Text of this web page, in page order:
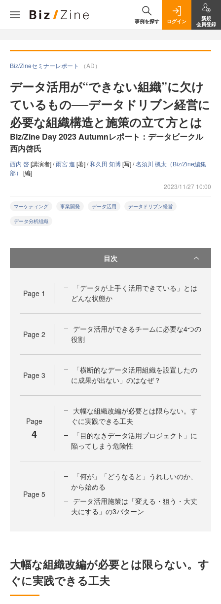
事例を探す ログイン
新規
会員登録
Biz/Zineセミナーレポート （AD）
データ活用が“できない組織”に欠け
ているもの──データドリブン経営に
必要な組織構造と施策の立て方とは
Biz/Zine Day 2023 Autumnレポート：データビークル
西内啓氏
西内 啓[講演者] /雨宮 進 [著] /和久田 知博[写] /名須川 楓太（Biz/Zine編集
部） [編]
2023/11/27 10:00
マーケティング 事業開発 データ活用 データドリブン経営
データ分析組織
目次
Page 1
「データが上手く活用できている」とは
どんな状態か
Page 2
データ活用ができるチームに必要な4つの
役割
Page 3
「横断的なデータ活用組織を設置したの
に成果が出ない」のはなぜ？
Page
4
大幅な組織改編が必要とは限らない。す
ぐに実践できる工夫
「目的なきデータ活用プロジェクト」に
陥ってしまう危険性
Page 5
「何が」「どうなると」うれしいのか、
から始める
データ活用施策は「変える・狙う・大丈
夫にする」の3パターン
大幅な組織改編が必要とは限らない。す
ぐに実践できる工夫